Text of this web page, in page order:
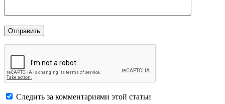
Следить за комментариями этой статьи